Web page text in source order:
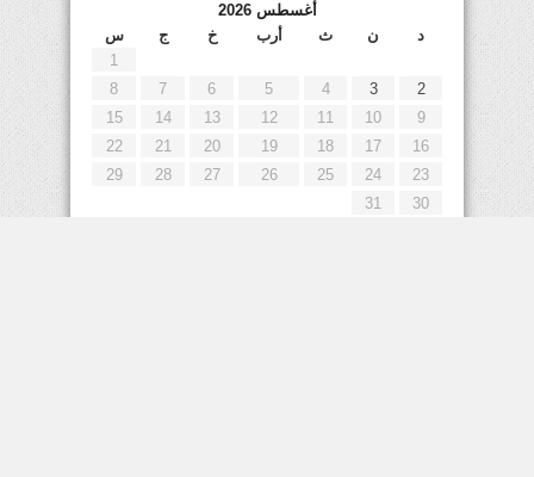
أغسطس 2026
د
ن ث أرب خ ج
س
1
2
3
4
5
6
7
8
9
10
11
12
13
14
15
16
17
18
19
20
21
22
23
24
25
26
27
28
29
30
31